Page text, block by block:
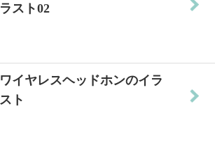
ラスト02
ワイヤレスヘッドホンのイラ
スト